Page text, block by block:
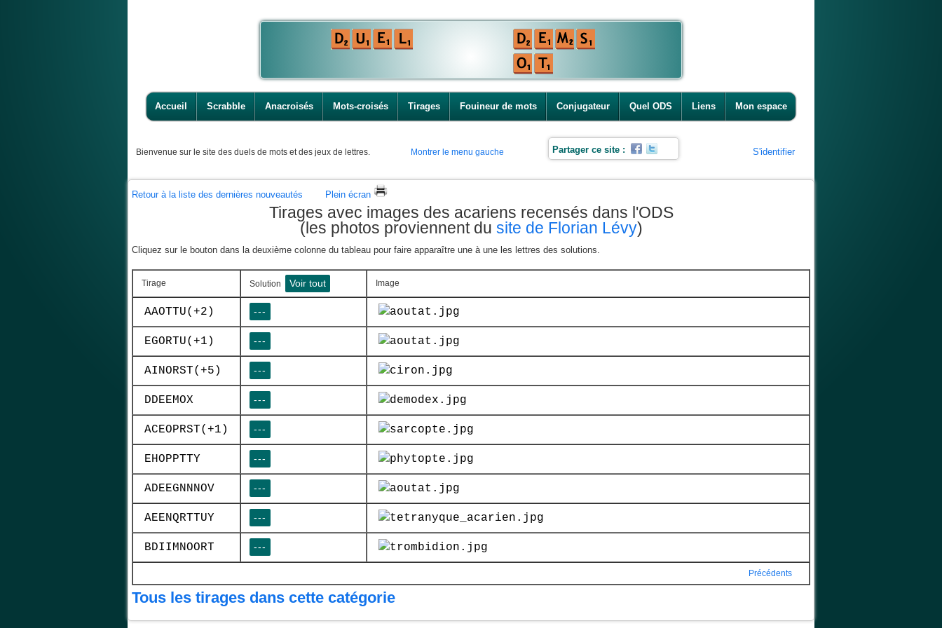
Accueil Scrabble Anacroisés Mots-croisés Tirages Fouineur de mots Conjugateur Quel ODS Liens Mon espace
Bienvenue sur le site des duels de mots et des jeux de lettres. Montrer le menu gauche Partager ce site : S'identifier
Retour à la liste des dernières nouveautés Plein écran
Tirages avec images des acariens recensés dans l'ODS
(les photos proviennent du site de Florian Lévy)
Cliquez sur le bouton dans la deuxième colonne du tableau pour faire apparaître une à une les lettres des solutions.
Tirage Solution Voir tout Image
AAOTTU(+2) ---
EGORTU(+1) ---
AINORST(+5) ---
DDEEMOX ---
ACEOPRST(+1) ---
EHOPPTTY ---
ADEEGNNNOV ---
AEENQRTTUY ---
BDIIMNOORT ---
Précédents
Tous les tirages dans cette catégorie